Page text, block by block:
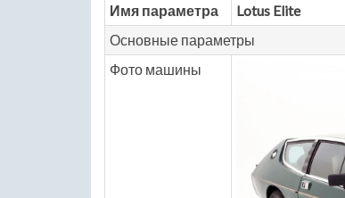
Имя параметра
Lotus Elite
Основные параметры
Фото машины